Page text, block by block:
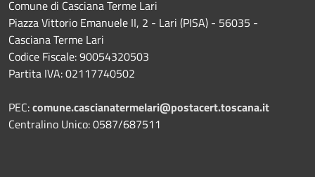
Comune di Casciana Terme Lari
Piazza Vittorio Emanuele II, 2 - Lari (PISA) - 56035 -
Casciana Terme Lari
Codice Fiscale: 90054320503
Partita IVA: 02117740502
PEC:comune.cascianatermelari@postacert.toscana.it
Centralino Unico: 0587/687511